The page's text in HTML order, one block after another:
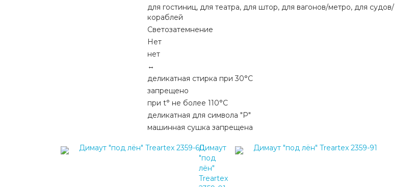
для гостиниц, для театра, для штор, для вагонов/метро, для судов/
кораблей
Светозатемнение
Нет
нет
↔
деликатная стирка при 30°С
запрещено
при t° не более 110°С
деликатная для символа "P"
машинная сушка запрещена
Димаут
"под
лён"
Treartex
Димаут "под лён" Treartex 2359-60 Димаут "под лён" Treartex 2359-91